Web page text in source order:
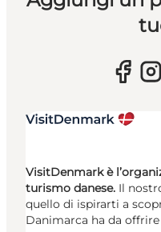
VisitDenmark è
turismo danese. Il
quello di ispirarti a
Danimarca ha da